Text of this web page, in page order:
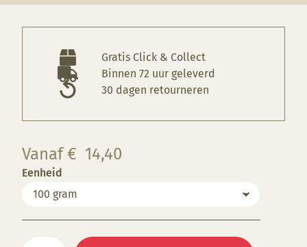
Gratis Click & Collect
Binnen 72 uur geleverd
30 dagen retourneren
Vanaf € 14,40
Eenheid